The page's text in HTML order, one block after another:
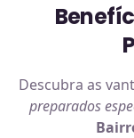
Descubra as
preparados